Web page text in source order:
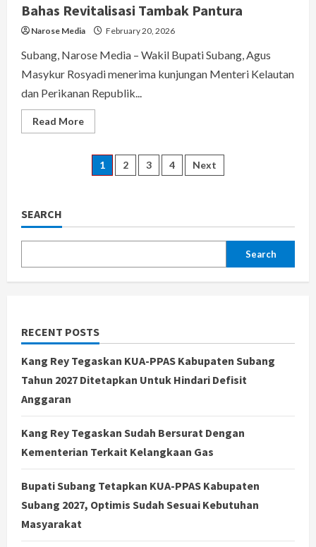
Bahas Revitalisasi Tambak Pantura
Narose Media February 20, 2026
Subang, Narose Media – Wakil Bupati Subang, Agus
Masykur Rosyadi menerima kunjungan Menteri Kelautan
dan Perikanan Republik...
Read MoreRead
more
Bupati
Subang
Dampingi
Menteri
KKP
Revitalisasi
Posts
1 2 3 4 Next
SEARCH
Search
RECENT POSTS
Kang Rey Tegaskan KUA-PPAS Kabupaten Subang
Tahun 2027 Ditetapkan Untuk Hindari Defisit
Anggaran
Kang Rey Tegaskan Sudah Bersurat Dengan
Kementerian Terkait Kelangkaan Gas
Bupati Subang Tetapkan KUA-PPAS Kabupaten
Subang 2027, Optimis Sudah Sesuai Kebutuhan
Masyarakat